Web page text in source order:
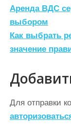
Н
а
в
и
г
а
ц
и
Аренда ВДС
выбором
Как выбрать
значение
Для отправки